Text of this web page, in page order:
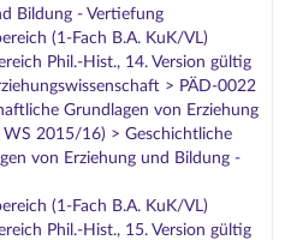
Bildung - Vertiefung
(1-Fach B.A. KuK/VL)
Phil.-Hist., 14. Version gültig
> PÄD-0022
Grundlagen von Erziehung
2015/16) > Geschichtliche
von Erziehung und Bildung -
(1-Fach B.A. KuK/VL)
Phil.-Hist., 15. Version gültig